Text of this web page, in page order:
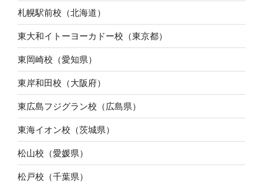
札幌駅前校（北海道）
東大和イトーヨーカドー校（東京都）
東岡崎校（愛知県）
東岸和田校（大阪府）
東広島フジグラン校（広島県）
東海イオン校（茨城県）
松山校（愛媛県）
松戸校（千葉県）